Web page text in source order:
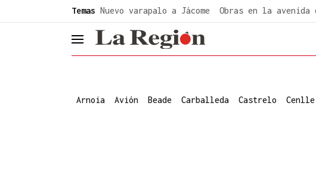
Temas Nuevo varapalo a Jácome Obras en la avenida
header.menu.open
Arnoia Avión Beade Carballeda Castrelo Cenlle